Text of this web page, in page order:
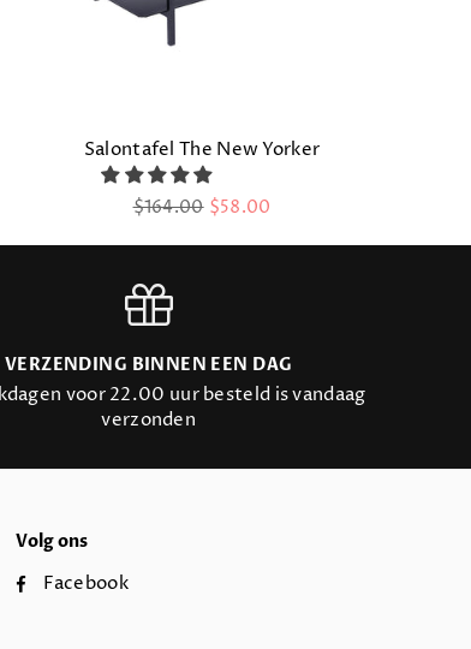
Salontafel The New Yorker
Regular
$164.00 $58.00
VERZENDING BINNEN EEN DAG
voor 22.00 uur besteld is vandaag
verzonden
Volg ons
Facebook